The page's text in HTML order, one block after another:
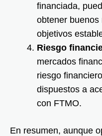
financiada,
obtener
objetivos
Riesgo
mercados
riesgo
dispuestos a
con FTMO.
En resumen, aunque